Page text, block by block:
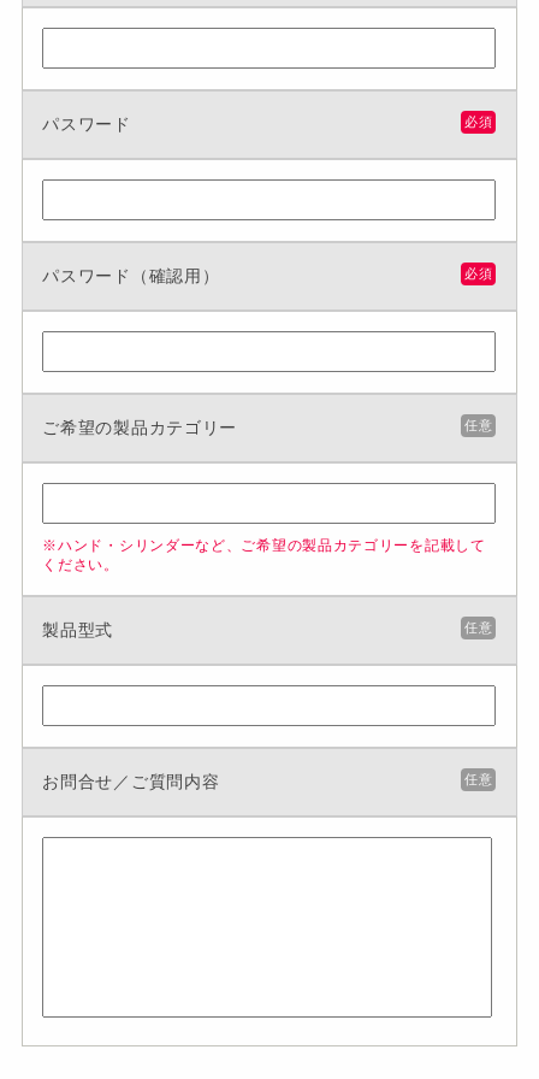
パスワード 必須
パスワード（確認用） 必須
ご希望の製品カテゴリー 任意
※ハンド・シリンダーなど、ご希望の製品カテゴリーを記載して
ください。
製品型式 任意
お問合せ／ご質問内容 任意